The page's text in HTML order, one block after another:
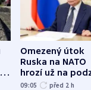
Omezený útok
Ruska na NATO
hrozí už na
varují tajné
09:05 před 2 h